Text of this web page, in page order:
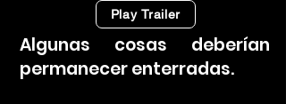
Play Trailer
Algunas cosas deberían
permanecer enterradas.